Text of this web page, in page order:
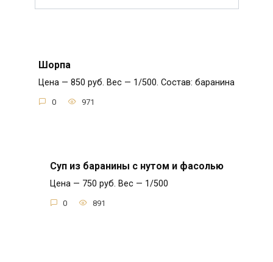
Шорпа
Цена — 850 руб. Вес — 1/500. Состав: баранина
0 971
Суп из баранины с нутом и фасолью
Цена — 750 руб. Вес — 1/500
0 891